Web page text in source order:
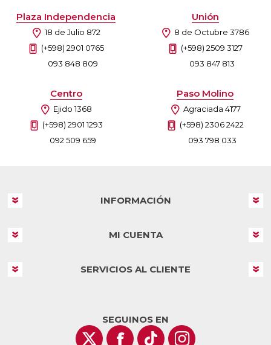
Plaza Independencia
18 de Julio 872
(+598) 2901 0765
093 848 809
Unión
8 de Octubre 3786
(+598) 2509 3127
093 847 813
Centro
Ejido 1368
(+598) 2901 1293
092 509 659
Paso Molino
Agraciada 4177
(+598) 2306 2422
093 798 033
INFORMACIÓN
MI CUENTA
SERVICIOS AL CLIENTE
SEGUINOS EN